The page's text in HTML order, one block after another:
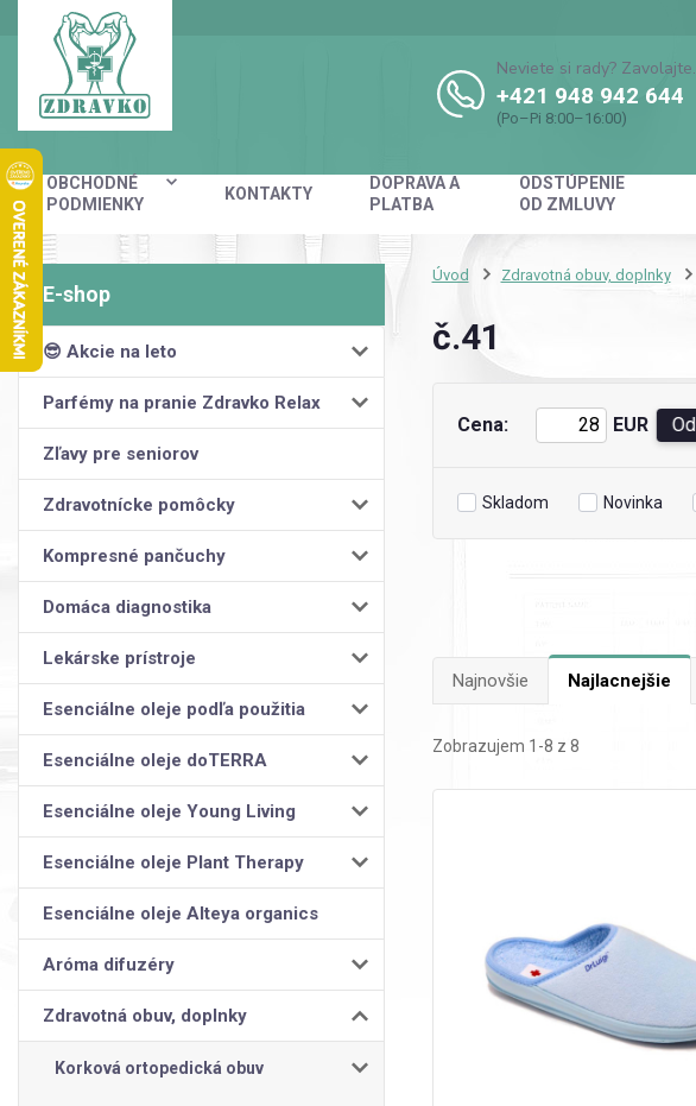
OBCHODNÉ
PODMIENKY
KONTAKTY
DOPRAVA A
PLATBA
ODSTÚPENIE
OD ZMLUVY
Neviete si rady? Zavolajte.
+421 948 942 644
(Po–Pi 8:00–16:00)
😎 Akcie na leto
Parfémy na pranie Zdravko Relax
Zľavy pre seniorov
Zdravotnícke pomôcky
Kompresné pančuchy
Domáca diagnostika
Lekárske prístroje
Esenciálne oleje podľa použitia
Esenciálne oleje doTERRA
Esenciálne oleje Young Living
Esenciálne oleje Plant Therapy
Esenciálne oleje Alteya organics
Aróma difuzéry
Zdravotná obuv, doplnky
Korková ortopedická obuv
Úvod Zdravotná obuv, doplnky
č.41
Cena: EUR Od
Skladom Novinka
Najnovšie Najlacnejšie
Zobrazujem 1-8 z 8